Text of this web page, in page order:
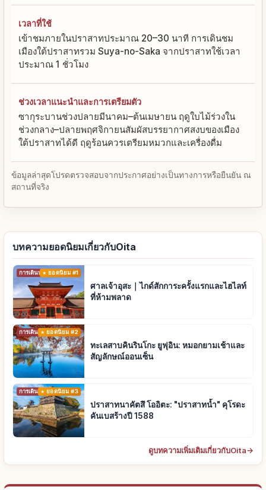
เวลาที่ใช้
เข้าชมภายในปราสาทประมาณ 20–30 นาที การเดินชม
เมืองใต้ปราสาทรวม Suya-no-Saka จากปราสาทใช้เวลา
ประมาณ 1 ชั่วโมง
ช่วงเวลาแนะนำและการเตรียมตัว
ซากุระบานช่วงปลายมีนาคม–ต้นเมษายน ฤดูใบไม้ร่วงใน
ช่วงกลาง–ปลายพฤศจิกายนสัมผัสบรรยากาศสงบของเมือง
ใต้ปราสาทได้ดี ฤดูร้อนควรเตรียมหมวกและเครื่องดื่ม
ข้อมูลล่าสุดโปรดตรวจสอบจากประกาศอย่างเป็นทางการหรือยืนยัน ณ
สถานที่จริง
บทความยอดนิยมเกี่ยวกับOita
การเดินทาง ยอดนิยม #1
ศาลเจ้าอุสะ｜ไกด์สักการะครั้งแรกและไฮไลท์
ที่ห้ามพลาด
การเดินทางยอดนิยม #2
ทะเลสาบคินรินโกะ ยูฟุอิน: หมอกยามเช้าและ
สัญลักษณ์ออนเซ็น
การเดินทางยอดนิยม #3
ปราสาทนาคัตสึ โออิตะ: "ปราสาทน้ำ" คุโรดะ
คันเบสร้างปี 1588
ดูบทความเพิ่มเติมเกี่ยวกับOita→